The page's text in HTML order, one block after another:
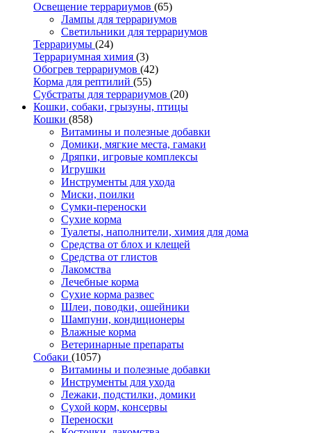
Освещение террариумов (65)
Лампы для террариумов
Светильники для террариумов
Террариумы (24)
Террариумная химия (3)
Обогрев террариумов (42)
Корма для рептилий (55)
Субстраты для террариумов (20)
Кошки, собаки, грызуны, птицы
Кошки (858)
Витамины и полезные добавки
Домики, мягкие места, гамаки
Дряпки, игровые комплексы
Игрушки
Инструменты для ухода
Миски, поилки
Сумки-переноски
Сухие корма
Туалеты, наполнители, химия для дома
Средства от блох и клещей
Средства от глистов
Лакомства
Лечебные корма
Сухие корма развес
Шлеи, поводки, ошейники
Шампуни, кондиционеры
Влажные корма
Ветеринарные препараты
Собаки (1057)
Витамины и полезные добавки
Инструменты для ухода
Лежаки, подстилки, домики
Сухой корм, консервы
Переноски